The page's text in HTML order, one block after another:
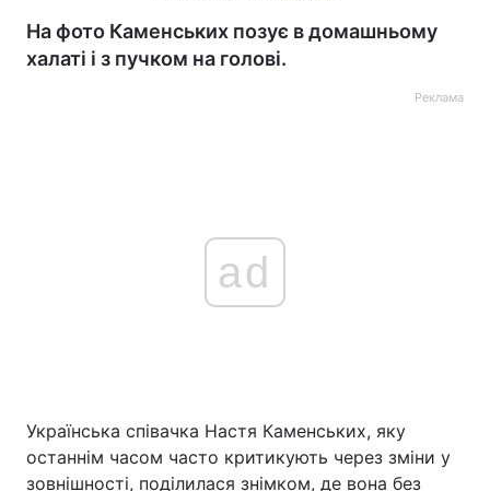
На фото Каменських позує в домашньому
халаті і з пучком на голові.
Реклама
ad
Українська співачка Настя Каменських, яку
останнім часом часто критикують через зміни у
зовнішності, поділилася знімком, де вона без